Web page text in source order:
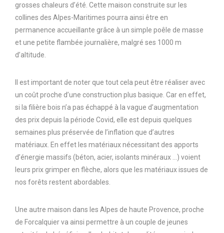
grosses chaleurs d’été. Cette maison construite sur les
collines des Alpes-Maritimes pourra ainsi être en
permanence accueillante grâce à un simple poêle de masse
et une petite flambée journalière, malgré ses 1000 m
d’altitude.
Il est important de noter que tout cela peut être réaliser avec
un coût proche d’une construction plus basique. Car en effet,
si la filière bois n’a pas échappé à la vague d’augmentation
des prix depuis la période Covid, elle est depuis quelques
semaines plus préservée de l’inflation que d’autres
matériaux. En effet les matériaux nécessitant des apports
d’énergie massifs (béton, acier, isolants minéraux …) voient
leurs prix grimper en flèche, alors que les matériaux issues de
nos forêts restent abordables.
Une autre maison dans les Alpes de haute Provence, proche
de Forcalquier va ainsi permettre à un couple de jeunes